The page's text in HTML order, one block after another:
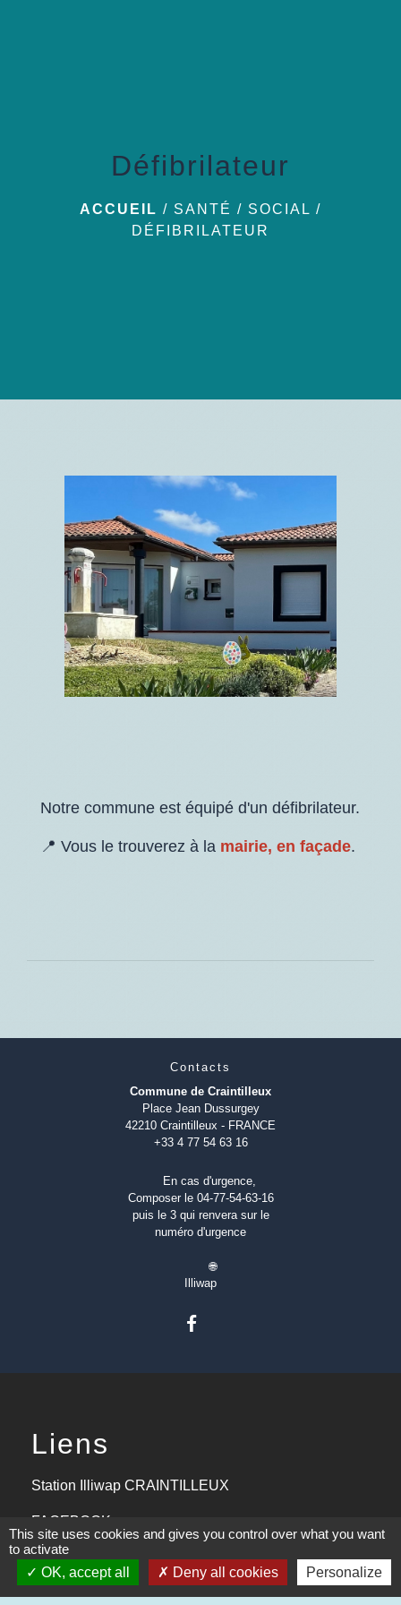
Défibrilateur
ACCUEIL / SANTÉ / SOCIAL /
DÉFIBRILATEUR
Notre commune est équipé d'un défibrilateur.
📍 Vous le trouverez à la mairie, en façade.
Contacts
Commune de Craintilleux
Place Jean Dussurgey
42210 Craintilleux - FRANCE
+33 4 77 54 63 16
En cas d'urgence,
Composer le 04-77-54-63-16
puis le 3 qui renvera sur le
numéro d'urgence
🌐
Illiwap
Liens
Station Illiwap CRAINTILLEUX
FACEBOOK
Aide aux logements 2024
This site uses cookies and gives you control over what you want
to activate
OK, accept all
Deny all cookies Personalize